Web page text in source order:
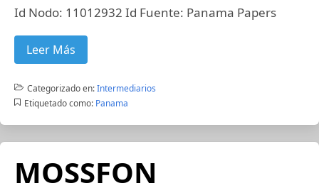
Id Nodo: 11012932 Id Fuente: Panama Papers
Leer Más
Categorizado en:Intermediarios
Etiquetado como: Panama
MOSSFON